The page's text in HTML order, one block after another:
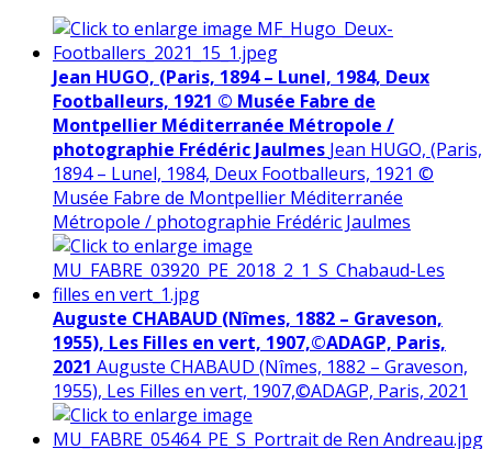
Jean HUGO, (Paris, 1894 – Lunel, 1984, Deux
Footballeurs, 1921 © Musée Fabre de
Montpellier Méditerranée Métropole /
photographie Frédéric Jaulmes Jean HUGO, (Paris,
1894 – Lunel, 1984, Deux Footballeurs, 1921 ©
Musée Fabre de Montpellier Méditerranée
Métropole / photographie Frédéric Jaulmes
Auguste CHABAUD (Nîmes, 1882 – Graveson,
1955), Les Filles en vert, 1907,©ADAGP, Paris,
2021 Auguste CHABAUD (Nîmes, 1882 – Graveson,
1955), Les Filles en vert, 1907,©ADAGP, Paris, 2021